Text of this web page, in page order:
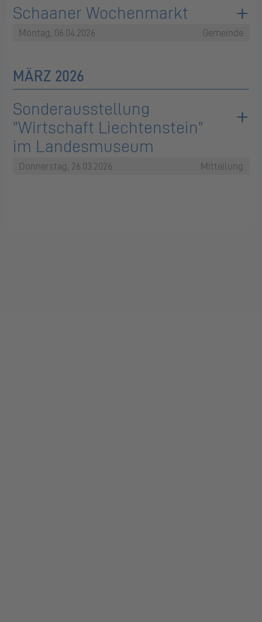
Schaaner Wochenmarkt
Montag, 06.04.2026 Gemeinde
MÄRZ 2026
Sonderausstellung
"Wirtschaft Liechtenstein"
im Landesmuseum
Donnerstag, 26.03.2026 Mitteilung